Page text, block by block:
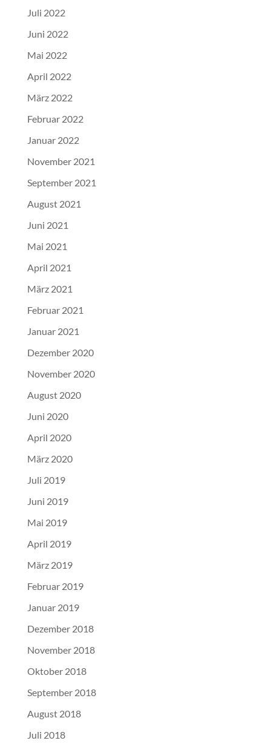
Juli 2022
Juni 2022
Mai 2022
April 2022
März 2022
Februar 2022
Januar 2022
November 2021
September 2021
August 2021
Juni 2021
Mai 2021
April 2021
März 2021
Februar 2021
Januar 2021
Dezember 2020
November 2020
August 2020
Juni 2020
April 2020
März 2020
Juli 2019
Juni 2019
Mai 2019
April 2019
März 2019
Februar 2019
Januar 2019
Dezember 2018
November 2018
Oktober 2018
September 2018
August 2018
Juli 2018